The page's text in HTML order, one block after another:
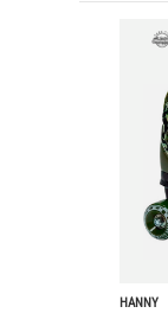
HANNY